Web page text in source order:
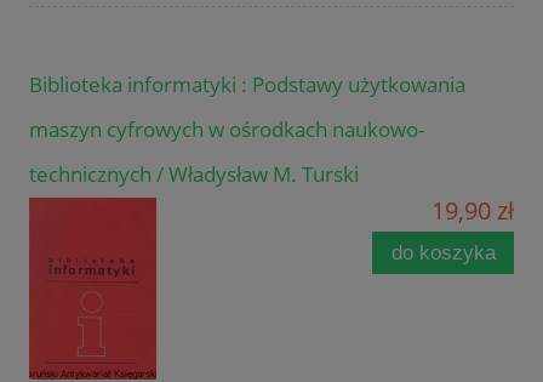
Biblioteka informatyki : Podstawy użytkowania
maszyn cyfrowych w ośrodkach naukowo-
technicznych / Władysław M. Turski
19,90 zł
do koszyka